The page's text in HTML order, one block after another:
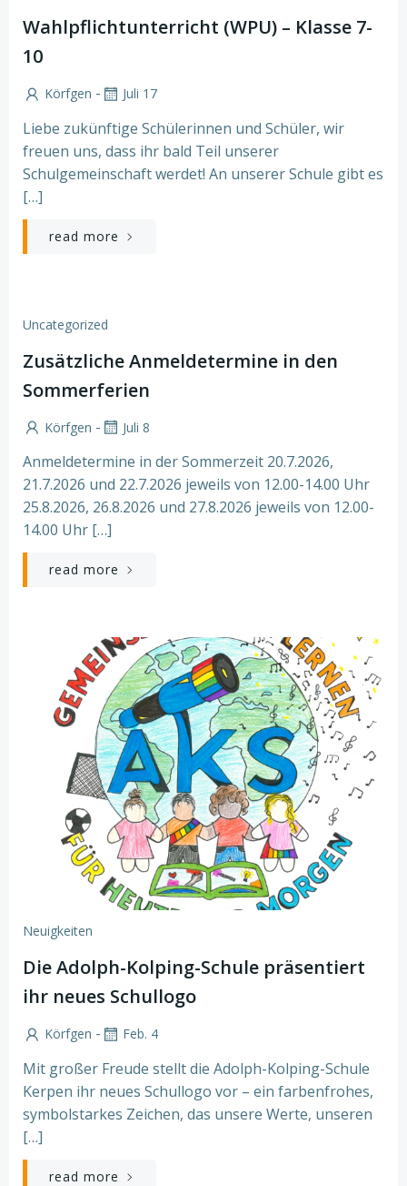
Wahlpflichtunterricht (WPU) – Klasse 7-
10
Körfgen - Juli 17
Liebe zukünftige Schülerinnen und Schüler, wir
freuen uns, dass ihr bald Teil unserer
Schulgemeinschaft werdet! An unserer Schule gibt es
[…]
read more
Uncategorized
Zusätzliche Anmeldetermine in den
Sommerferien
Körfgen - Juli 8
Anmeldetermine in der Sommerzeit 20.7.2026,
21.7.2026 und 22.7.2026 jeweils von 12.00-14.00 Uhr
25.8.2026, 26.8.2026 und 27.8.2026 jeweils von 12.00-
14.00 Uhr […]
read more
Neuigkeiten
Die Adolph-Kolping-Schule präsentiert
ihr neues Schullogo
Körfgen - Feb. 4
Mit großer Freude stellt die Adolph-Kolping-Schule
Kerpen ihr neues Schullogo vor – ein farbenfrohes,
symbolstarkes Zeichen, das unsere Werte, unseren
[…]
read more